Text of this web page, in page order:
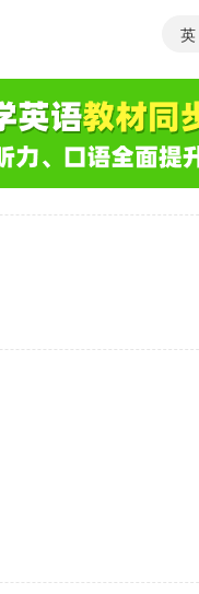
英